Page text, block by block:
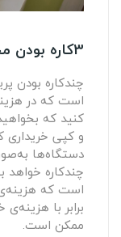
3کاره بودن محصول
چندکاره بودن
است که در
و کپی
دستگاه‌ها
چندکاره خواهد
است که هزینه‌ی
ممکن است.